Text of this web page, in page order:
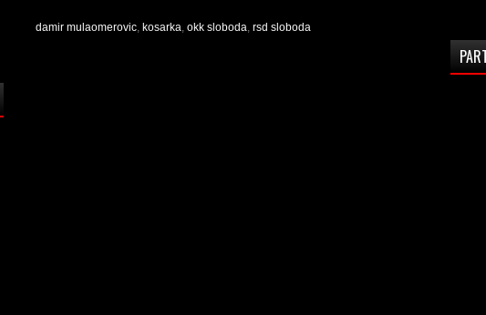
damir mulaomerovic, kosarka, okk sloboda, rsd sloboda